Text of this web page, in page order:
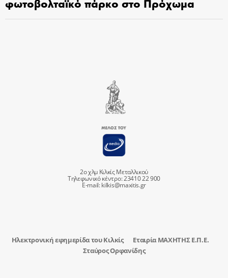
2ο χλμ Κιλκίς Μεταλλικού
Τηλεφωνικό κέντρο: 23410 22 900
E-mail:kilkis@maxitis.gr
Ηλεκτρονική εφημερίδα του Κιλκίς
Εταιρία ΜΑΧΗΤΗΣ Ε.Π.Ε.
Σταύρος Ορφανίδης